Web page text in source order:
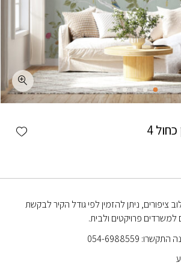
4
ציפורים, ניתן להזמין לפי גודל הקיר לבקשת
פרויקטים ולבית.
054-6988559